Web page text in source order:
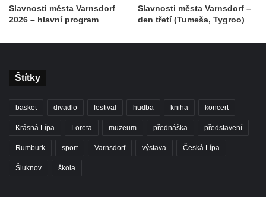
Slavnosti města Varnsdorf
2026 – hlavní program
Slavnosti města Varnsdorf –
den třetí (Tumeša, Tygroo)
Štítky
basket divadlo festival hudba kniha koncert
Krásná Lípa Loreta muzeum přednáška představení
Rumburk sport Varnsdorf výstava Česká Lípa
Šluknov škola